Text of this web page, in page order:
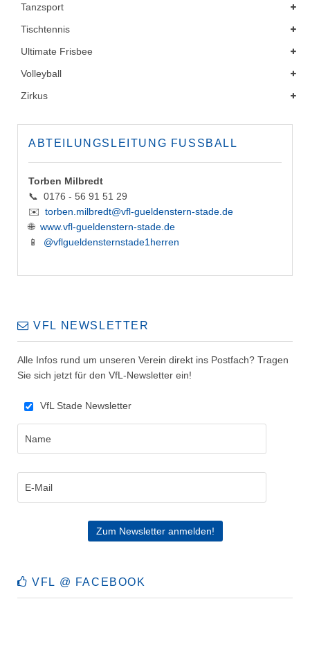
Tanzsport
Tischtennis
Ultimate Frisbee
Volleyball
Zirkus
ABTEILUNGSLEITUNG FUSSBALL
Torben Milbredt
📞 0176 - 56 91 51 29
✉️ torben.milbredt@vfl-gueldenstern-stade.de
🌐 www.vfl-gueldenstern-stade.de
📱 @vflgueldensternstade1herren
VFL NEWSLETTER
Alle Infos rund um unseren Verein direkt ins Postfach? Tragen
Sie sich jetzt für den VfL-Newsletter ein!
VfL Stade Newsletter
VFL @ FACEBOOK